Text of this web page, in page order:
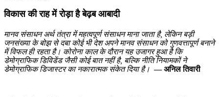
विकास की राह में रोड़ा है बेढ़ब आबादी
मानव संसाधन अर्थ तंत्रा में महत्वपूर्ण संसाधन माना जाता है, लेकिन बड़ी
जनसंख्या के बोझ से दबा कोई भी देश अपने मानव संसाधन को गुणवत्तापूर्ण बनाने
में विफल ही रहता है। कोरोना काल के दौरान यह उजागर हुआ है कि
डेमोग्राफिक डिविडेंड जैसी कोई बात नहीं है, बल्कि नीति नियामकों ने
डेमोग्राफिक डिजास्टर का नकारात्मक संकेत दिया है।— अनिल तिवारी